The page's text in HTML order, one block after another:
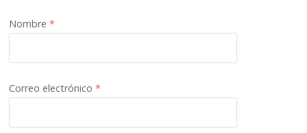
Nombre*
Correo electrónico*